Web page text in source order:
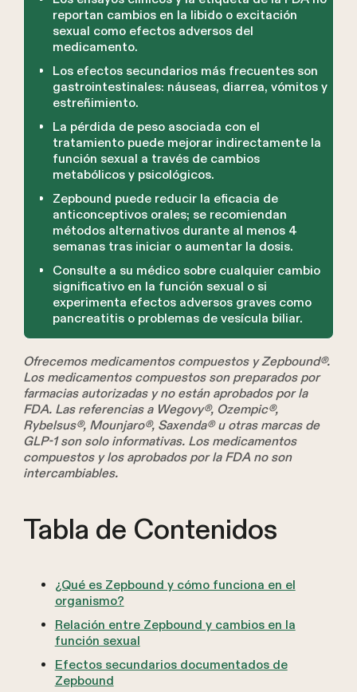
reportan cambios en la libido o excitación
sexual como efectos adversos del
medicamento.
Los efectos secundarios más frecuentes son
gastrointestinales: náuseas, diarrea, vómitos y
estreñimiento.
La pérdida de peso asociada con el
tratamiento puede mejorar indirectamente la
función sexual a través de cambios
metabólicos y psicológicos.
Zepbound puede reducir la eficacia de
anticonceptivos orales; se recomiendan
métodos alternativos durante al menos 4
semanas tras iniciar o aumentar la dosis.
Consulte a su médico sobre cualquier cambio
significativo en la función sexual o si
experimenta efectos adversos graves como
pancreatitis o problemas de vesícula biliar.
Ofrecemos medicamentos compuestos y Zepbound®.
Los medicamentos compuestos son preparados por
farmacias autorizadas y no están aprobados por la
FDA. Las referencias a Wegovy®, Ozempic®,
Rybelsus®, Mounjaro®, Saxenda® u otras marcas de
GLP-1 son solo informativas. Los medicamentos
compuestos y los aprobados por la FDA no son
intercambiables.
Tabla de Contenidos
¿Qué es Zepbound y cómo funciona en el
organismo?
Relación entre Zepbound y cambios en la
función sexual
Efectos secundarios documentados de
Zepbound